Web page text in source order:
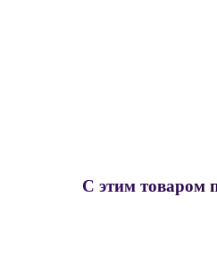
С этим товаром